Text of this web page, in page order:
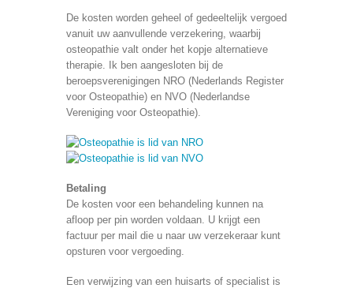
De kosten worden geheel of gedeeltelijk vergoed
vanuit uw aanvullende verzekering, waarbij
osteopathie valt onder het kopje alternatieve
therapie. Ik ben aangesloten bij de
beroepsverenigingen NRO (Nederlands Register
voor Osteopathie) en NVO (Nederlandse
Vereniging voor Osteopathie).
Betaling
De kosten voor een behandeling kunnen na
afloop per pin worden voldaan. U krijgt een
factuur per mail die u naar uw verzekeraar kunt
opsturen voor vergoeding.
Een verwijzing van een huisarts of specialist is